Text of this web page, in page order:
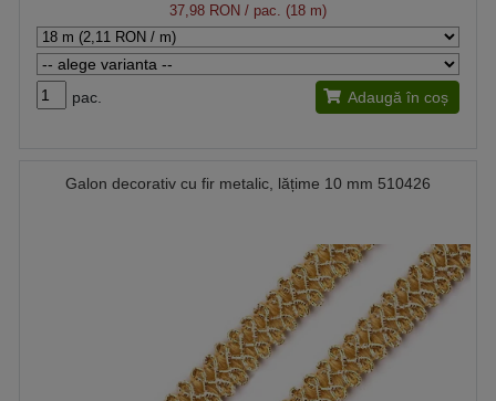
37,98 RON / pac. (18 m)
pac. Adaugă în coș
Galon decorativ cu fir metalic, lățime 10 mm 510426